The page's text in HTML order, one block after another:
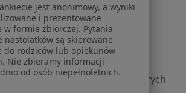
Serwis
Regulamin
prywatności pacjentów
profesjonalistów
dla profesjonalistów, których
jest anonimowy, a wyniki
i prezentowane
w formie zbiorczej. Pytania
nastolatków są skierowane
do rodziców lub opiekunów
Nie zbieramy informacji
od osób niepełnoletnich.